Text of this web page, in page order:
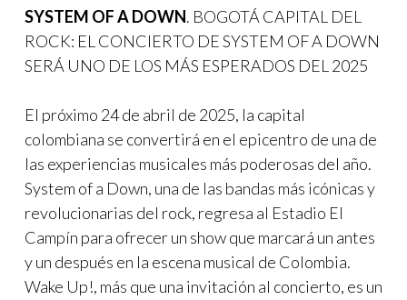
SYSTEM OF A DOWN. BOGOTÁ CAPITAL DEL
ROCK: EL CONCIERTO DE SYSTEM OF A DOWN
SERÁ UNO DE LOS MÁS ESPERADOS DEL 2025
El próximo 24 de abril de 2025, la capital
colombiana se convertirá en el epicentro de una de
las experiencias musicales más poderosas del año.
System of a Down, una de las bandas más icónicas y
revolucionarias del rock, regresa al Estadio El
Campín para ofrecer un show que marcará un antes
y un después en la escena musical de Colombia.
Wake Up!, más que una invitación al concierto, es un